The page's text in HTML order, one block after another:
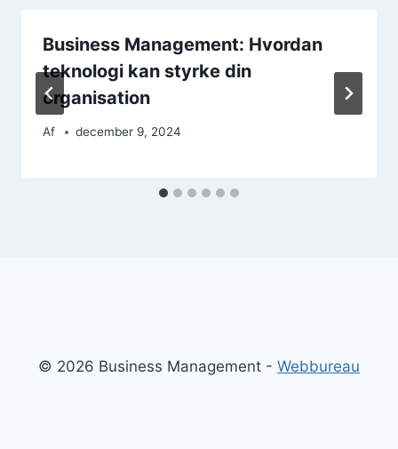
Business Management: Hvordan
teknologi kan styrke din
organisation
Af december 9, 2024
© 2026 Business Management - Webbureau